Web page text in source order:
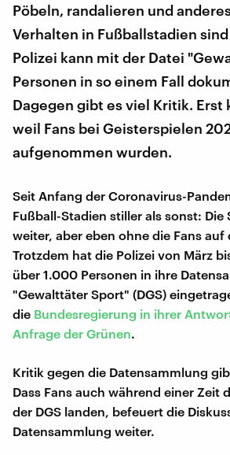
Pöbeln, randalieren und
Verhalten in Fußballstadien
Polizei kann mit der Datei
Personen in so einem Fall
Dagegen gibt es viel Kritik. Erst
weil Fans bei Geisterspielen
aufgenommen wurden.
Seit Anfang der Coronavirus-
Fußball-Stadien stiller als sonst: Die
weiter, aber eben ohne die Fans auf
Trotzdem hat die Polizei von März
über 1.000 Personen in ihre
"Gewalttäter Sport" (DGS)
die Bundesregierung in ihrer
Anfrage der Grünen.
Kritik gegen die Datensammlung
Dass Fans auch während einer Zeit
der DGS landen, befeuert die
Datensammlung weiter.